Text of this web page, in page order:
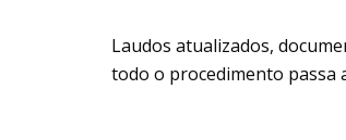
Laudos atualizados,
todo o procedimento passa